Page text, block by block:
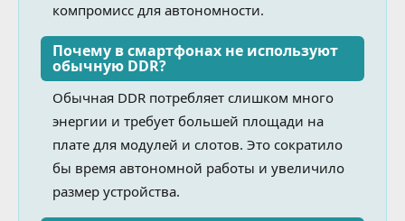
компромисс для автономности.
Почему в смартфонах не используют
обычную DDR?
Обычная DDR потребляет слишком много
энергии и требует большей площади на
плате для модулей и слотов. Это сократило
бы время автономной работы и увеличило
размер устройства.